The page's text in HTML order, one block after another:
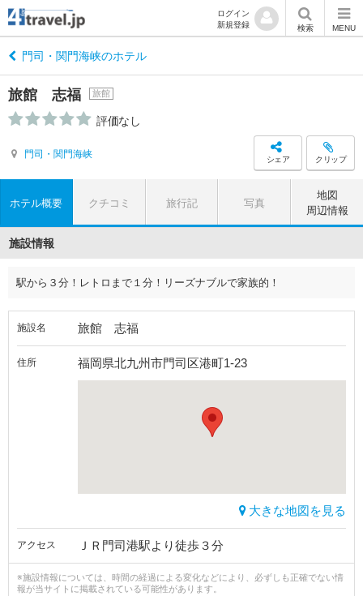
ログイン
新規登録
検索 MENU
門司・関門海峡のホテル
旅館 志福 旅館
評価なし
門司・関門海峡 シェア クリップ
ホテル概要 クチコミ 旅行記 写真
地図
周辺情報
施設情報
駅から３分！レトロまで１分！リーズナブルで家族的！
施設名 旅館 志福
住所 福岡県北九州市門司区港町1-23
大きな地図を見る
アクセス ＪＲ門司港駅より徒歩３分
※施設情報については、時間の経過による変化などにより、必ずしも正確でない情
報が当サイトに掲載されている可能性があります。